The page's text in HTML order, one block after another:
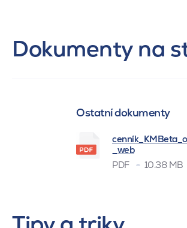
Dokumenty na
Ostatní dokumenty
_web
PDF
10.38 MB